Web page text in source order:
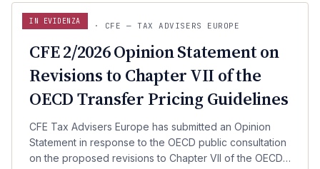
CFE — TAX ADVISERS EUROPE
IN EVIDENZA
22 LUG 2026 · CFE — TAX ADVISERS EUROPE
CFE 2/2026 Opinion Statement on
Revisions to Chapter VII of the
OECD Transfer Pricing Guidelines
CFE Tax Advisers Europe has submitted an Opinion
Statement in response to the OECD public consultation
on the proposed revisions to Chapter VII of the OECD